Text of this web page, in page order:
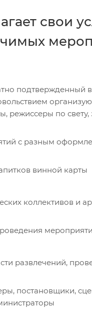
свои
подтвержденный
режиссеры по
с разным
винной карты
коллективов и
развлечений,
постановщики,